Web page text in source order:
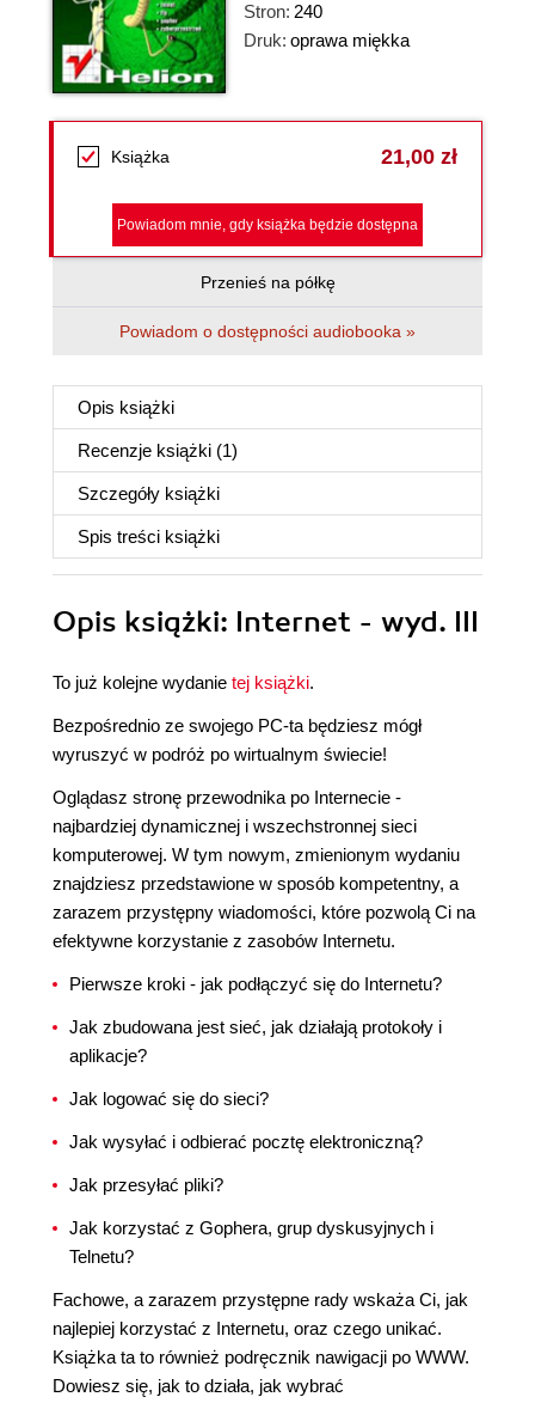
Stron: 240
Druk: oprawa miękka
Książka 21,00 zł
Powiadom mnie, gdy książka będzie dostępna
Przenieś na półkę
Powiadom o dostępności audiobooka »
Opis książki
Recenzje książki (1)
Szczegóły książki
Spis treści książki
Opis książki: Internet - wyd. III
To już kolejne wydanie tej książki.
Bezpośrednio ze swojego PC-ta będziesz mógł
wyruszyć w podróż po wirtualnym świecie!
Oglądasz stronę przewodnika po Internecie -
najbardziej dynamicznej i wszechstronnej sieci
komputerowej. W tym nowym, zmienionym wydaniu
znajdziesz przedstawione w sposób kompetentny, a
zarazem przystępny wiadomości, które pozwolą Ci na
efektywne korzystanie z zasobów Internetu.
Pierwsze kroki - jak podłączyć się do Internetu?
Jak zbudowana jest sieć, jak działają protokoły i
aplikacje?
Jak logować się do sieci?
Jak wysyłać i odbierać pocztę elektroniczną?
Jak przesyłać pliki?
Jak korzystać z Gophera, grup dyskusyjnych i
Telnetu?
Fachowe, a zarazem przystępne rady wskaża Ci, jak
najlepiej korzystać z Internetu, oraz czego unikać.
Książka ta to również podręcznik nawigacji po WWW.
Dowiesz się, jak to działa, jak wybrać